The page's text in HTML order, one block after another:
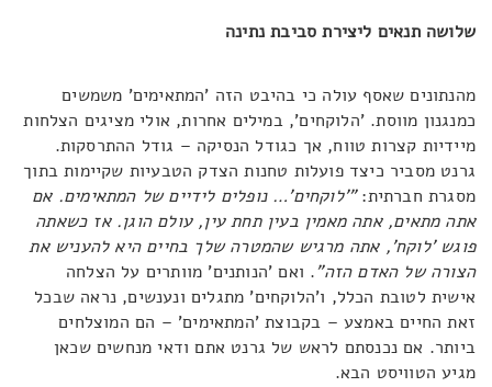
שלושה תנאים ליצירת סביבת נתינה
מהנתונים שאסף עולה כי בהיבט הזה 'המתאימים' משמשים
כמנגנון מווסת. 'הלוקחים', במילים אחרות, אולי מציגים הצלחות
מיידיות קצרות טווח, אך כגודל הנסיקה – גודל ההתרסקות.
גרנט מסביר כיצד פועלות טחנות הצדק הטבעיות שקיימות בתוך
מסגרת חברתית:"'לוקחים'… נופלים לידיים של המתאימים. אם
אתה מתאים, אתה מאמין בעין תחת עין, עולם הוגן. אז כשאתה
פוגש 'לוקח', אתה מרגיש שהמטרה שלך בחיים היא להעניש את
הצורה של האדם הזה". ואם 'הנותנים' מוותרים על הצלחה
אישית לטובת הכלל, ו'הלוקחים' מתגלים ונענשים, נראה שבכל
זאת החיים באמצע – בקבוצת 'המתאימים' – הם המוצלחים
ביותר. אם נכנסתם לראש של גרנט אתם ודאי מנחשים שכאן
מגיע הטוויסט הבא.